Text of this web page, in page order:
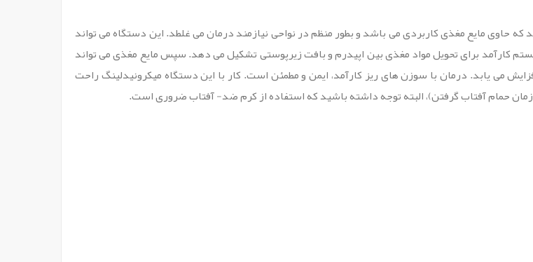
حاوی مایع مغذی کاربردی می باشد و بطور منظم در نواحی نیازمند درمان می غلطد. این دستگاه می تواند
ایجاد کند که یک سیستم کارآمد برای تحویل مواد مغذی بین اپیدرم و بافت زیرپوستی تشکیل می دهد. سپس مایع مغذی می تواند
می یابد. درمان با سوزن های ریز کارآمد، ایمن و مطمئن است. کار با این دستگاه میکرونیدلینگ راحت
حمام آفتاب گرفتن)، البته توجه داشته باشید که استفاده از کرم ضد- آفتاب ضروری است.